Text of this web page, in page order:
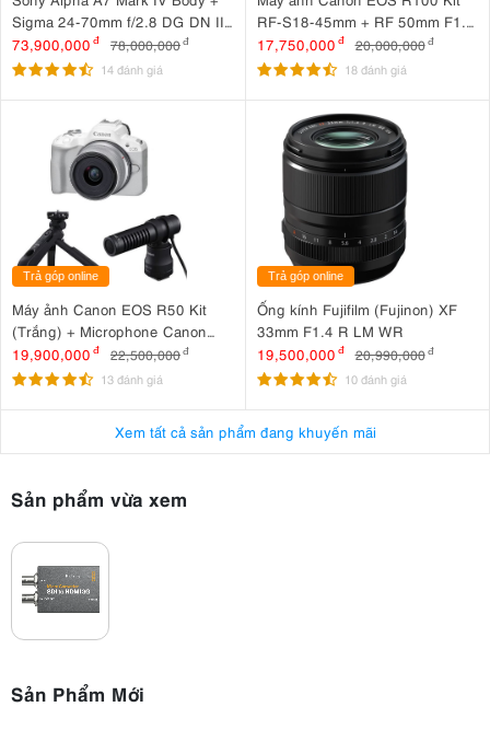
Sigma 24-70mm f/2.8 DG DN II
Art
73,900,000 đ 78,000,000đ
14 đánh giá
RF-S18-45mm + RF 50mm F1.8
STM
17,750,000 đ 20,000,000 đ
18 đánh giá
Trả góp online
Máy ảnh Canon EOS R50 Kit
(Trắng) + Microphone Canon
DM-E100 + Báng tay cầm Canon
HG-100TBR
19,900,000 đ 22,500,000đ
13 đánh giá
Trả góp online
Ống kính Fujifilm (Fujinon) XF
33mm F1.4 R LM WR
19,500,000 đ 20,990,000 đ
10 đánh giá
Xem tất cả sản phẩm đang khuyến mãi
Sản phẩm vừa xem
Sản Phẩm Mới